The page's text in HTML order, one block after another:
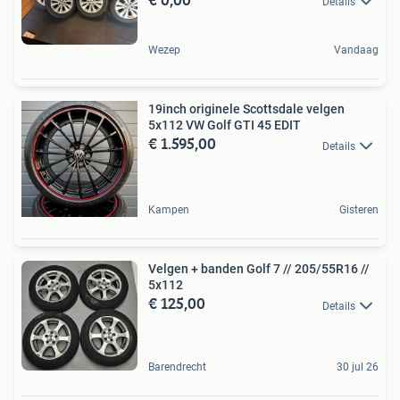
Wezep Vandaag
19inch originele Scottsdale velgen
5x112 VW Golf GTI 45 EDIT
€ 1.595,00 Details
Kampen Gisteren
Velgen + banden Golf 7 // 205/55R16 //
5x112
€ 125,00 Details
Barendrecht 30 jul 26